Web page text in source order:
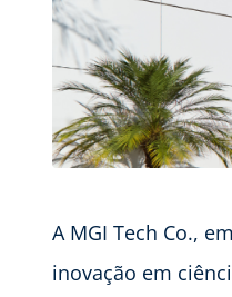
A MGI Tech Co.,
inovação em